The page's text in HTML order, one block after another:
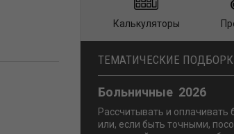
Калькуляторы
ТЕМАТИЧЕСКИЕ
Больничные 2026
Рассчитывать и оплачивать
или, если быть точными,